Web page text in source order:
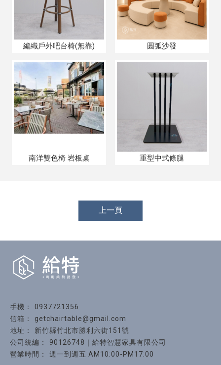
編織戶外吧台椅(無靠) 圓弧沙發
南洋雙色椅 岩板桌 重型中式條腿
上一頁
0937721356
getchairtable@gmail.com
新竹縣竹北市勝利六街151號
90126748｜給特智慧家具有限公司
週一到週五 AM10:00-PM17:00